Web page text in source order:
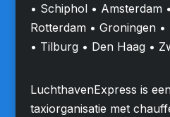
• Schiphol • Amsterdam
Rotterdam • Groningen
• Tilburg • Den Haag •
LuchthavenExpress is
taxiorganisatie met